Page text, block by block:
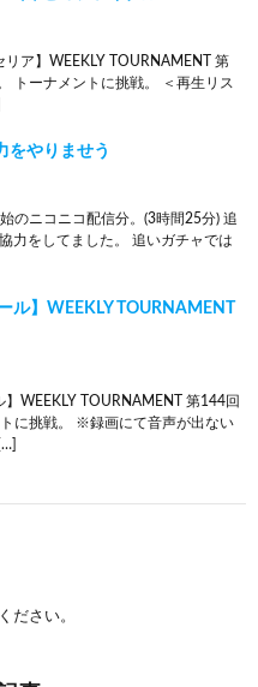
リア】WEEKLY TOURNAMENT 第
トーナメントに挑戦。 ＜再生リス
をやりませう
のニコニコ配信分。(3時間25分) 追
力をしてました。 追いガチャでは
ル】WEEKLY TOURNAMENT
】WEEKLY TOURNAMENT 第144回
に挑戦。 ※録画にて音声が出ない
ださい。